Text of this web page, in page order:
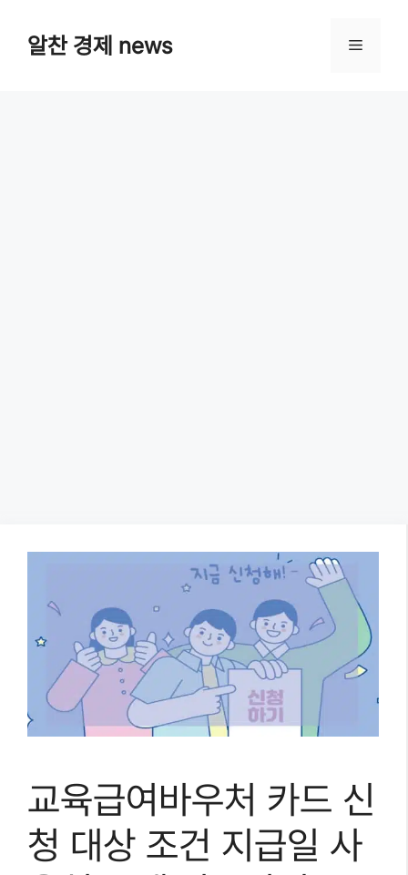
알찬 경제 news Menu
교육급여바우처 카드 신
청 대상 조건 지급일 사